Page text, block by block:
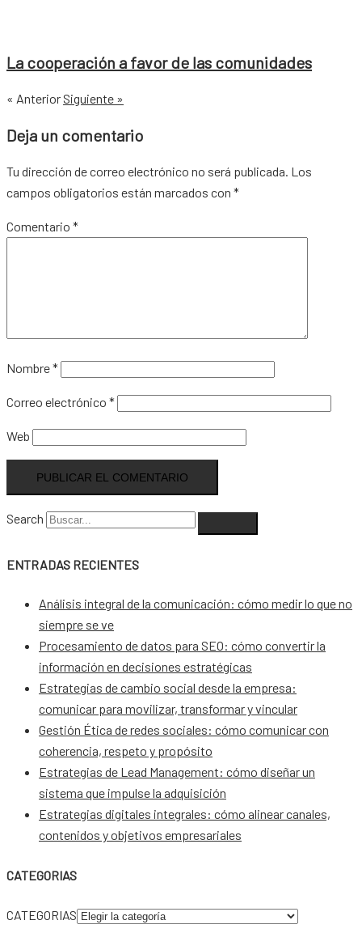
La cooperación a favor de las comunidades
« Anterior Siguiente »
Deja un comentario
Tu dirección de correo electrónico no será publicada. Los
campos obligatorios están marcados con *
Comentario *
Nombre*
Correo electrónico *
Web
Search
ENTRADAS RECIENTES
Análisis integral de la comunicación: cómo medir lo que no
siempre se ve
Procesamiento de datos para SEO: cómo convertir la
información en decisiones estratégicas
Estrategias de cambio social desde la empresa:
comunicar para movilizar, transformar y vincular
Gestión Ética de redes sociales: cómo comunicar con
coherencia, respeto y propósito
Estrategias de Lead Management: cómo diseñar un
sistema que impulse la adquisición
Estrategias digitales integrales: cómo alinear canales,
contenidos y objetivos empresariales
CATEGORIAS
CATEGORIAS